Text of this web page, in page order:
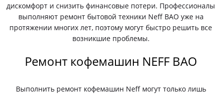
дискомфорт и снизить финансовые потери. Профессионалы
выполняют ремонт бытовой техники Neff ВАО уже на
протяжении многих лет, поэтому могут быстро решить все
возникшие проблемы.
Ремонт кофемашин NEFF ВАО
Выполнить ремонт кофемашин Neff могут только лишь